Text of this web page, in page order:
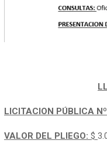
LICITACION PÚBLICA Nº
VALOR DEL PLIEGO: $